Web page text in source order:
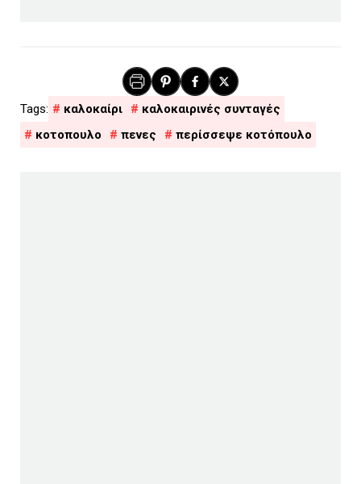
καλοκαίρι
καλοκαιρινές συνταγές
κοτοπουλο
πενες περίσσεψε κοτόπουλο